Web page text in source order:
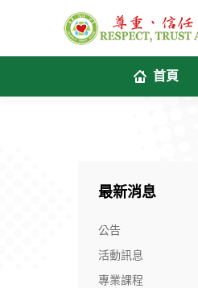
首頁
最新消息
公告
活動訊息
專業課程